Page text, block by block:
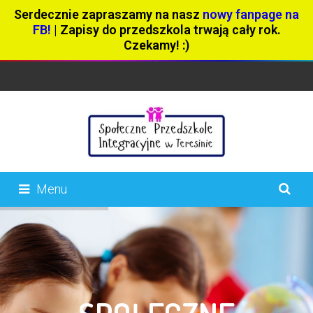
Serdecznie zapraszamy na nasz nowy fanpage na
FB! | Zapisy do przedszkola trwają cały rok.
Czekamy! :)
Menu